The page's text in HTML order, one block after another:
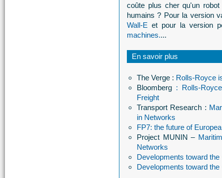
coûte plus cher qu'un
humains ? Pour la version
Wall-E et pour la version
machines....
En savoir plus
The Verge : Rolls-Royce
Bloomberg : Rolls-
Freight
Transport Research :
in Networks
FP7: the future of
Project MUNIN –
Networks
Developments toward the
Developments toward the